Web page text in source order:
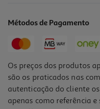
Métodos de Pagamento
Os preços dos produtos
são os praticados nas
autenticação do cliente
apenas como referência